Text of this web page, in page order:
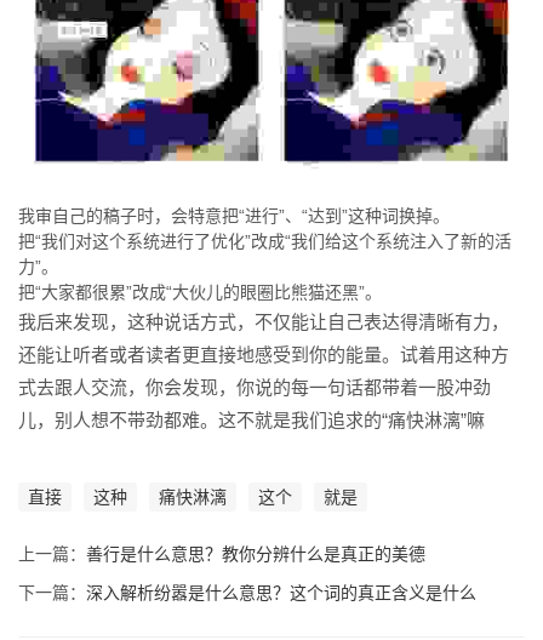
我审自己的稿子时，会特意把“进行”、“达到”这种词换掉。
把“我们对这个系统进行了优化”改成“我们给这个系统注入了新的活
力”。
把“大家都很累”改成“大伙儿的眼圈比熊猫还黑”。
我后来发现，这种说话方式，不仅能让自己表达得清晰有力，
还能让听者或者读者更直接地感受到你的能量。试着用这种方
式去跟人交流，你会发现，你说的每一句话都带着一股冲劲
儿，别人想不带劲都难。这不就是我们追求的“痛快淋漓”嘛
直接 这种 痛快淋漓 这个 就是
上一篇： 善行是什么意思？教你分辨什么是真正的美德
下一篇： 深入解析纷嚣是什么意思？这个词的真正含义是什么